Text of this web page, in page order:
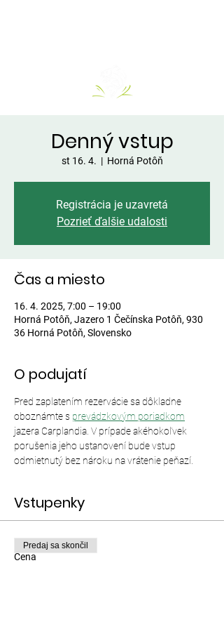
Denný vstup
st 16. 4.
  |
Horná Potôň
Registrácia je uzavretá
Pozrieť ďalšie udalosti
Čas a miesto
16. 4. 2025, 7:00 – 19:00
Horná Potôň, Jazero 1 Čečínska Potôň, 930
36 Horná Potôň, Slovensko
O podujatí
Pred zaplatením rezervácie sa dôkladne
oboznámte s prevádzkovým poriadkom
jazera Carplandia. V prípade akéhokoľvek
porušenia jeho ustanovení bude vstup
odmietnutý bez nároku na vrátenie peňazí.
Vstupenky
Cena
Predaj sa skončil